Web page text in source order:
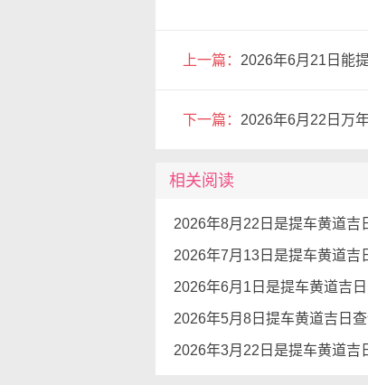
1.行车记录仪。很多车主
2.八字遇见两组自刑、三刑
上一篇： 2026年6月21日能
下一篇： 2026年6月22日万
相关阅读
2026年5月8日提车黄道吉日